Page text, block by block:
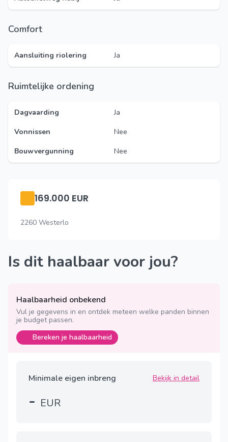
Comfort
Aansluiting riolering Ja
Ruimtelijke ordening
Dagvaarding
Ja
Vonnissen
Nee
Bouwvergunning
Nee
169.000 EUR
2260 Westerlo
Is dit haalbaar voor jou?
Haalbaarheid onbekend
Vul je gegevens in en ontdek meteen welke panden binnen
je budget passen.
Bereken je haalbaarheid
Minimale eigen inbreng Bekijk in detail
- EUR